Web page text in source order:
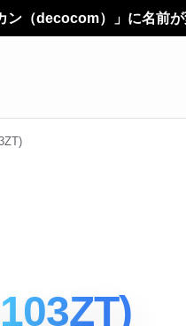
りました。サービス内容